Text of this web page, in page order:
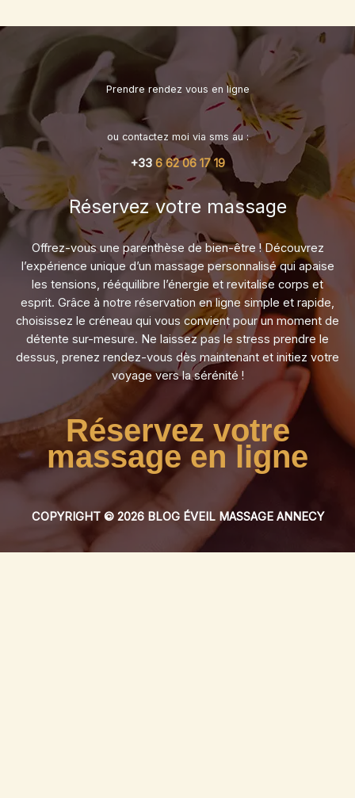
Prendre rendez vous en ligne
ou contactez moi via sms au :
+33 6 62 06 17 19
Réservez votre massage​
Offrez-vous une parenthèse de bien-être ! Découvrez
l’expérience unique d’un massage personnalisé qui apaise
les tensions, rééquilibre l’énergie et revitalise corps et
esprit. Grâce à notre réservation en ligne simple et rapide,
choisissez le créneau qui vous convient pour un moment de
détente sur-mesure. Ne laissez pas le stress prendre le
dessus, prenez rendez-vous dès maintenant et initiez votre
voyage vers la sérénité !
Réservez votre
massage en ligne
COPYRIGHT © 2026 BLOG ÉVEIL MASSAGE ANNECY